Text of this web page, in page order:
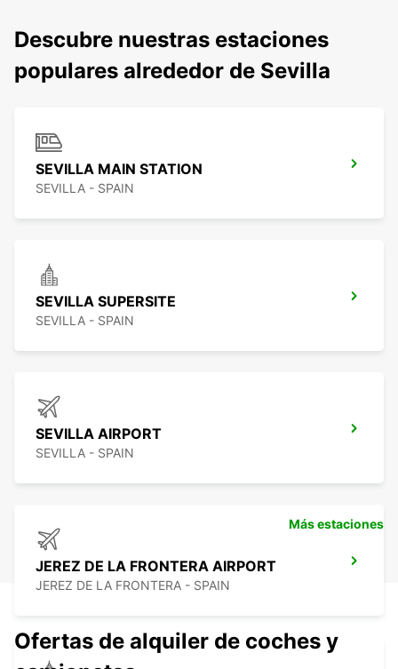
Descubre nuestras estaciones
populares alrededor de Sevilla
SEVILLA MAIN STATION
SEVILLA - SPAIN
SEVILLA SUPERSITE
SEVILLA - SPAIN
SEVILLA AIRPORT
SEVILLA - SPAIN
JEREZ DE LA FRONTERA AIRPORT
JEREZ DE LA FRONTERA - SPAIN
Más estaciones
Ofertas de alquiler de coches y